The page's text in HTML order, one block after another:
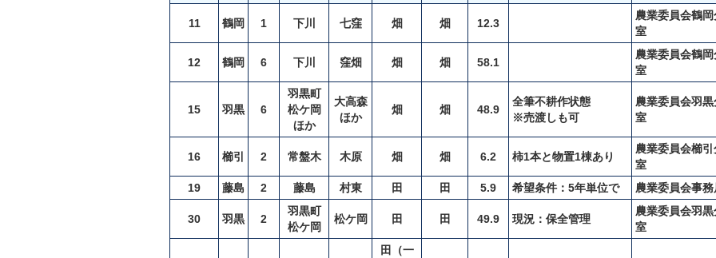
11 鶴岡 1 下川 七窪 畑 畑 12.3
農業委員会鶴岡
室
12 鶴岡 6 下川 窪畑 畑 畑 58.1
農業委員会鶴岡
室
15 羽黒 6
羽黒町
松ケ岡
ほか
大高森
ほか
畑 畑 48.9
全筆不耕作状態
※売渡しも可
農業委員会羽黒
室
16 櫛引 2 常盤木 木原 畑 畑 6.2 柿1本と物置1棟あり
農業委員会櫛引
室
19
藤島 2 藤島 村東 田 田 5.9 希望条件：5年単位で 農業委員会事務
30 羽黒 2
羽黒町
松ケ岡
松ケ岡 田 田 49.9 現況：保全管理
農業委員会羽黒
室
田（一